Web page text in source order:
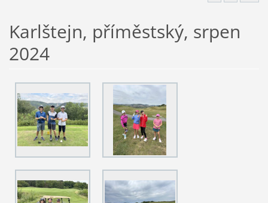
Karlštejn, příměstský, srpen
2024